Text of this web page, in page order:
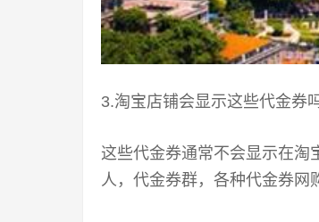
3.淘宝店铺会显示这些代金券
这些代金券通常不会显示在淘
人，代金券群，各种代金券网